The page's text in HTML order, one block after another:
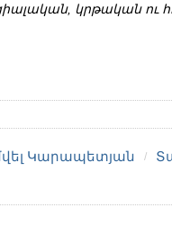
կրթական ու
Կարապետյան